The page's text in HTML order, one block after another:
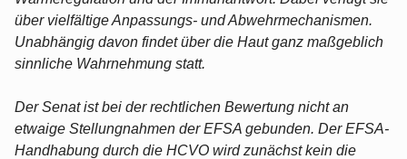
über vielfältige Anpassungs- und Abwehrmechanismen.
Unabhängig davon findet über die Haut ganz maßgeblich
sinnliche Wahrnehmung statt.
Der Senat ist bei der rechtlichen Bewertung nicht an
etwaige Stellungnahmen der EFSA gebunden. Der EFSA-
Handhabung durch die HCVO wird zunächst kein die